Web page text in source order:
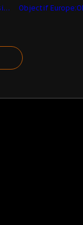
Avant match 37ème journée:Les Scénarios possibles !